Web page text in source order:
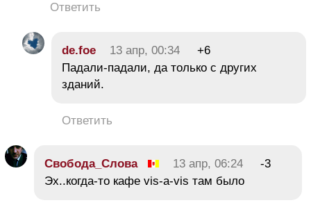
Ответить
de.foe 13 апр, 00:34
+6
Падали-падали, да только с других
зданий.
Ответить
Свобода_Слова 13 апр, 06:24
-3
Эх..когда-то кафе vis-a-vis там было